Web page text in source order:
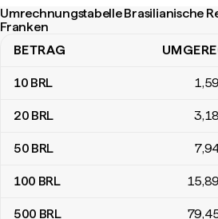
Umrechnungstabelle Brasilianische
Franken
Umrechnungstabelle Brasilianische
BETRAG
10 BRL 1,59
20 BRL 3,18
50 BRL 7
100 BRL 15,89
500 BRL 79